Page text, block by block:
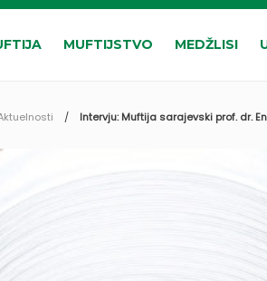
MUFTIJSTVO MEDŽLISI
Intervju: Muftija sarajevski prof. dr.